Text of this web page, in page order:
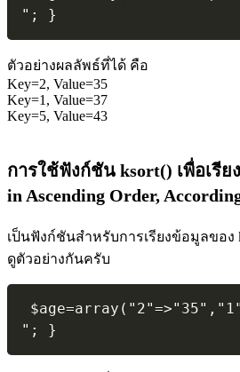
"; }
ตัวอย่างผลลัพธ์ที่ได้ คือ
Key=2, Value=35
Key=1, Value=37
Key=5, Value=43
การใช้ฟังก์ชัน ksort() เพื่อเรี
in Ascending Order,
เป็นฟังก์ชันสำหรับการเรียงข้อมูลของ
ดูตัวอย่างกันครับ
"; }